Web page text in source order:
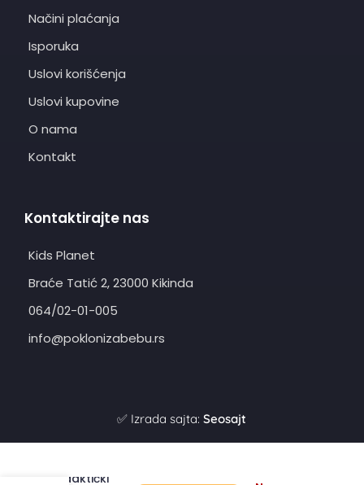
Načini plaćanja
Isporuka
Uslovi korišćenja
Uslovi kupovine
O nama
Kontakt
Kontaktirajte nas
Kids Planet
Braće Tatić 2, 23000 Kikinda
064/02-01-005
info@poklonizabebu.rs
✅ Izrada sajta:Seosajt
Didaktički